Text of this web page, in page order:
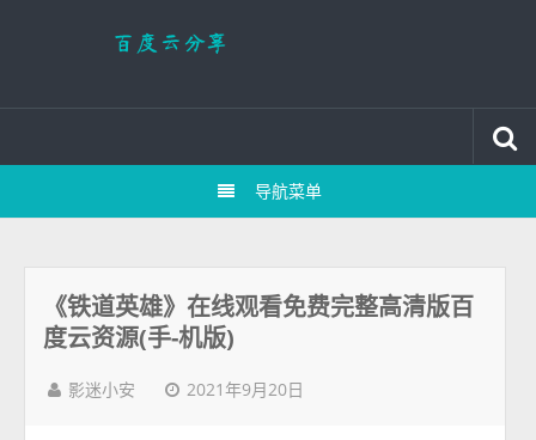
导航菜单
《铁道英雄》在线观看免费完整高清版百
度云资源(手-机版)
影迷小安 2021年9月20日